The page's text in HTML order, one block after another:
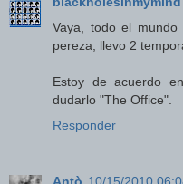
Vaya, todo el
pereza, llevo 2
Estoy de acuerdo
dudarlo "The Office".
Responder